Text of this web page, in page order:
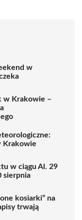
w
w Krakowie –
Krakowie
w ciągu Al. 29
sierpnia
kosiarki” na
trwają